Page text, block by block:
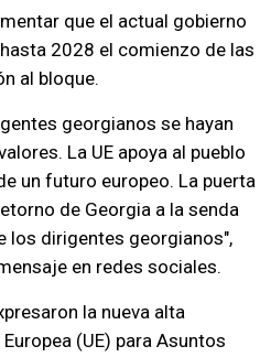
que el actual gobierno
2028 el comienzo de las
al bloque.
georgianos se hayan
La UE apoya al pueblo
un futuro europeo. La puerta
de Georgia a la senda
los dirigentes georgianos",
en redes sociales.
la nueva alta
(UE) para Asuntos